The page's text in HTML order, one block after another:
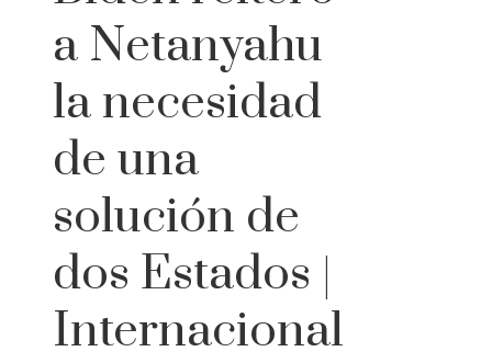
a Netanyahu
la necesidad
de una
solución de
dos Estados |
Internacional